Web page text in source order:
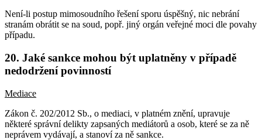
Není-li postup mimosoudního řešení sporu úspěšný, nic nebrání
stranám obrátit se na soud, popř. jiný orgán veřejné moci dle povahy
případu.
20. Jaké sankce mohou být uplatněny v případě
nedodržení povinností
Mediace
Zákon č. 202/2012 Sb., o mediaci, v platném znění, upravuje
některé správní delikty zapsaných mediátorů a osob, které se za ně
neprávem vydávají, a stanoví za ně sankce.